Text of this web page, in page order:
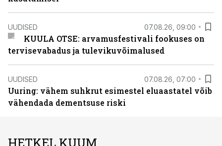
UUDISED 07.08.26, 09:00
KUULA OTSE: arvamusfestivali fookuses on
tervisevabadus ja tulevikuvõimalused
UUDISED 07.08.26, 07:00
Uuring: vähem suhkrut esimestel eluaastatel võib
vähendada dementsuse riski
HETKEL KUUM